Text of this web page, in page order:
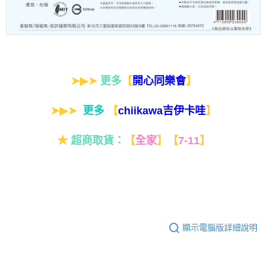
➤▶➤ 更多【 開心同樂會】
➤▶➤ 更多 【chiikawa吉伊卡哇】
★ 超商取貨： 【全家】 【7-11】
顯示電腦版詳細說明